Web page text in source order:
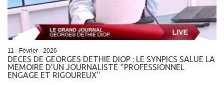
11 - Février - 2026
DECES DE GEORGES DETHIE DIOP : LE SYNPICS SALUE LA
MEMOIRE D’UN JOURNALISTE ‘’PROFESSIONNEL
ENGAGE ET RIGOUREUX’’